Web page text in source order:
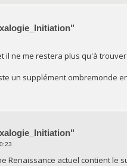
il ne me restera plus qu'à
un supplément ombremonde
Renaissance actuel contient le